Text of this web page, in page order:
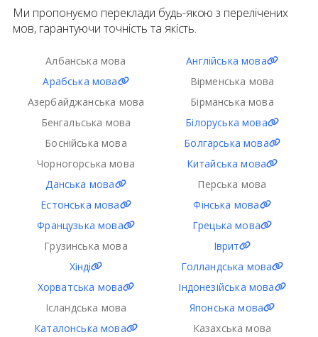
Ми пропонуємо переклади будь-якою з перелічених
мов, гарантуючи точність та якість.
Албанська мова
Англійська мова
Арабська мова
Вірменська мова
Азербайджанська мова
Бірманська мова
Бенгальська мова
Білоруська мова
Боснійська мова
Болгарська мова
Чорногорська мова
Китайська мова
Данська мова
Перська мова
Естонська мова
Фінська мова
Французька мова
Грецька мова
Грузинська мова
Іврит
Хінді
Голландська мова
Хорватська мова
Індонезійська мова
Ісландська мова
Японська мова
Каталонська мова
Казахська мова